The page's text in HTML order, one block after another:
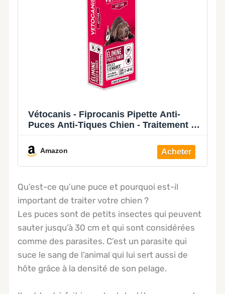
Vétocanis - Fiprocanis Pipette Anti-
Puces Anti-Tiques Chien - Traitement et
Antiparasitaire Grand Chien 20-40 kg
Amazon
Qu’est-ce qu’une puce et pourquoi est-il
important de traiter votre chien ?
Les puces sont de petits insectes qui peuvent
sauter jusqu’à 30 cm et qui sont considérées
comme des parasites. C’est un parasite qui
suce le sang de l’animal qui lui sert aussi de
hôte grâce à la densité de son pelage.